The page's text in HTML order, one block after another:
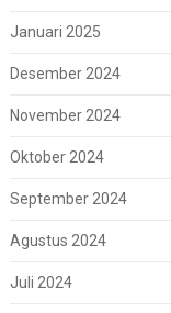
Januari 2025
Desember 2024
November 2024
Oktober 2024
September 2024
Agustus 2024
Juli 2024